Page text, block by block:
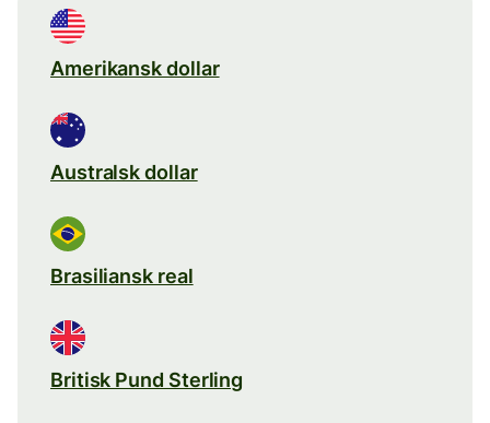
Amerikansk dollar
Australsk dollar
Brasiliansk real
Britisk Pund Sterling